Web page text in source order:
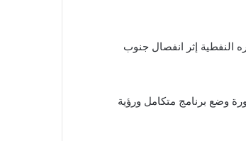
أرباع آباره النفطية إثر انفصال جنوب
وضع برنامج متكامل ورؤية